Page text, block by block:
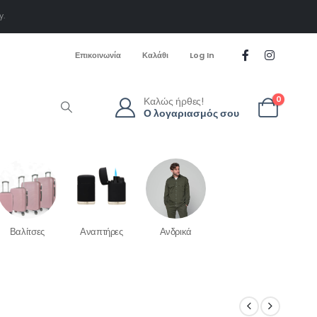
Επικοινωνία Καλάθι Log In
Καλώς ήρθες!
Ο λογαριασμός σου
0
Βαλίτσες Αναπτήρες Ανδρικά